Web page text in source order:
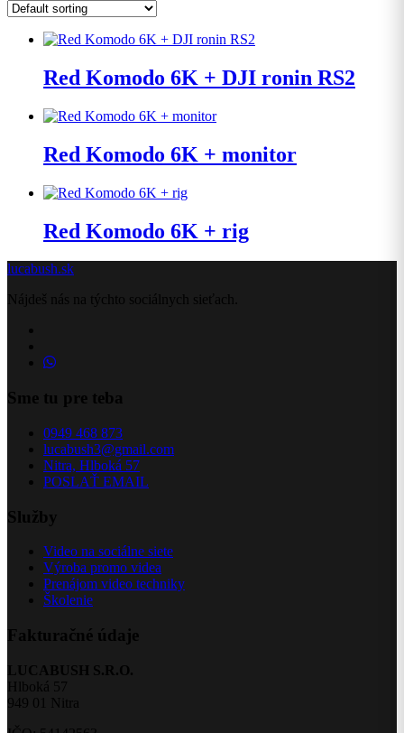
Red Komodo 6K + DJI ronin RS2
Red Komodo 6K + monitor
Red Komodo 6K + rig
lucabush.sk
Nájdeš nás na týchto sociálnych sieťach.
Sme tu pre teba
0949 468 873
lucabush3@gmail.com
Nitra, Hlboká 57
POSLAŤ EMAIL
Služby
Video na sociálne siete
Výroba promo videa
Prenájom video techniky
Školenie
Fakturačné údaje
LUCABUSH S.R.O.
Hlboká 57
949 01 Nitra